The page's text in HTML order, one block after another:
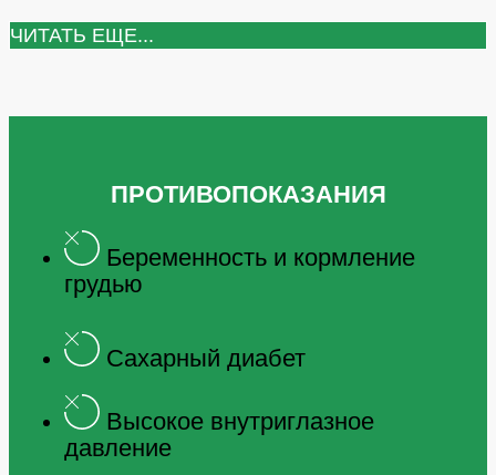
ЧИТАТЬ ЕЩЕ...
ПРОТИВОПОКАЗАНИЯ
Беременность и кормление
грудью
Сахарный диабет
Высокое внутриглазное
давление